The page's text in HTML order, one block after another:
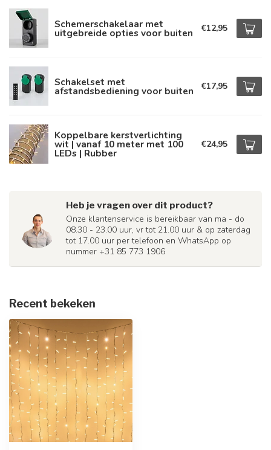
Schemerschakelaar met
uitgebreide opties voor buiten €12,95
Schakelset met
afstandsbediening voor buiten €17,95
Koppelbare kerstverlichting
wit | vanaf 10 meter met 100
LEDs | Rubber
€24,95
Heb je vragen over dit product?
Onze klantenservice is bereikbaar van ma - do
08.30 - 23.00 uur, vr tot 21.00 uur & op zaterdag
tot 17.00 uur per telefoon en WhatsApp op
nummer +31 85 773 1906
Recent bekeken